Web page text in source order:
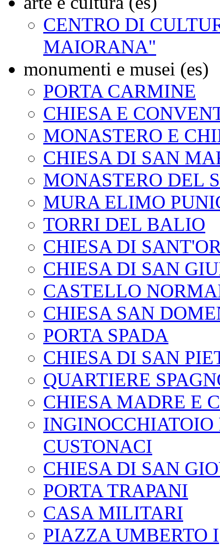
CENTRO DI
MAIORANA"
monumenti e musei (es)
PORTA CARMINE
CHIESA E
MONASTERO E
CHIESA DI SAN
MONASTERO DEL
MURA ELIMO
TORRI DEL BALIO
CHIESA DI
CHIESA DI SAN
CASTELLO
CHIESA SAN
PORTA SPADA
CHIESA DI SAN
QUARTIERE
CHIESA MADRE E
CUSTONACI
CHIESA DI SAN
PORTA TRAPANI
CASA MILITARI
PIAZZA UMBERTO I